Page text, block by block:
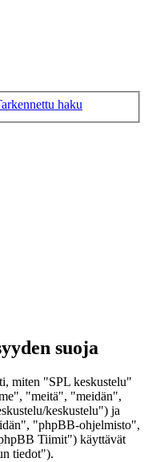
haku
suoja
miten "SPL keskustelu"
"meitä", "meidän",
keskustelu") ja
"phpBB-ohjelmisto",
Tiimit") käyttävät
tiedot").